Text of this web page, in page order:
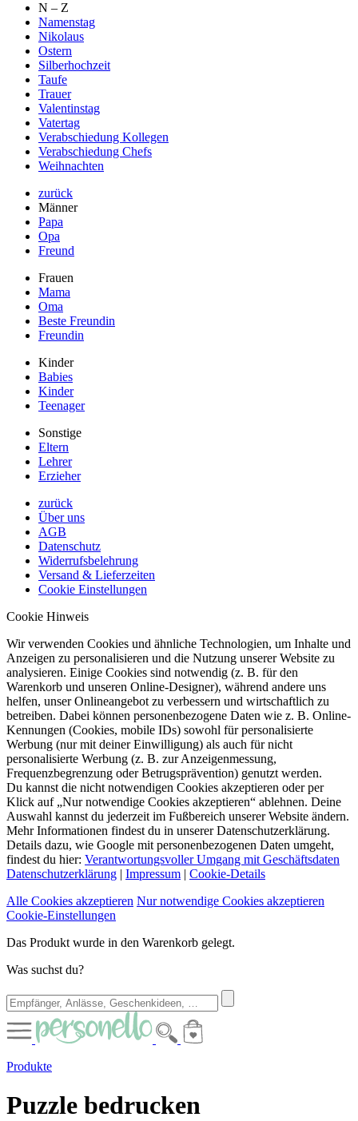
N – Z
Namenstag
Nikolaus
Ostern
Silberhochzeit
Taufe
Trauer
Valentinstag
Vatertag
Verabschiedung Kollegen
Verabschiedung Chefs
Weihnachten
zurück
Männer
Papa
Opa
Freund
Frauen
Mama
Oma
Beste Freundin
Freundin
Kinder
Babies
Kinder
Teenager
Sonstige
Eltern
Lehrer
Erzieher
zurück
Über uns
AGB
Datenschutz
Widerrufsbelehrung
Versand & Lieferzeiten
Cookie Einstellungen
Cookie Hinweis
Wir verwenden Cookies und ähnliche Technologien, um Inhalte und
Anzeigen zu personalisieren und die Nutzung unserer Website zu
analysieren. Einige Cookies sind notwendig (z. B. für den
Warenkorb und unseren Online-Designer), während andere uns
helfen, unser Onlineangebot zu verbessern und wirtschaftlich zu
betreiben. Dabei können personenbezogene Daten wie z. B. Online-
Kennungen (Cookies, mobile IDs) sowohl für personalisierte
Werbung (nur mit deiner Einwilligung) als auch für nicht
personalisierte Werbung (z. B. zur Anzeigenmessung,
Frequenzbegrenzung oder Betrugsprävention) genutzt werden.
Du kannst die nicht notwendigen Cookies akzeptieren oder per
Klick auf „Nur notwendige Cookies akzeptieren“ ablehnen. Deine
Auswahl kannst du jederzeit im Fußbereich unserer Website ändern.
Mehr Informationen findest du in unserer Datenschutzerklärung.
Details dazu, wie Google mit personenbezogenen Daten umgeht,
findest du hier: Verantwortungsvoller Umgang mit Geschäftsdaten
Datenschutzerklärung | Impressum | Cookie-Details
Alle Cookies akzeptieren Nur notwendige Cookies akzeptieren
Cookie-Einstellungen
Das Produkt wurde in den Warenkorb gelegt.
Was suchst du?
Produkte
Puzzle bedrucken